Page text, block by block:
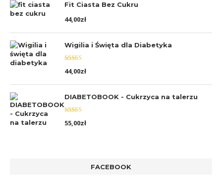
Fit Ciasta Bez Cukru
44,00zł
Wigilia i Święta dla Diabetyka
Oceniono
5.00na 5
44,00zł
DIABETOBOOK - Cukrzyca na talerzu
Oceniono
5.00na 5
55,00zł
FACEBOOK